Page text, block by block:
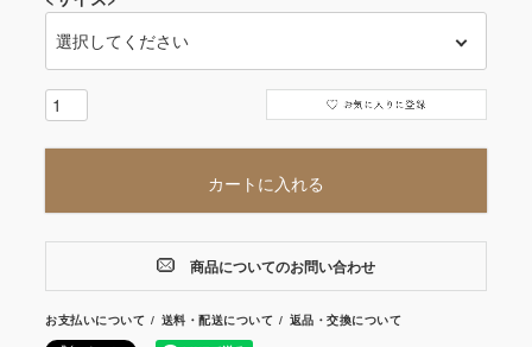
カートに入れる
商品についてのお問い合わせ
お支払いについて 送料・配送について 返品・交換について